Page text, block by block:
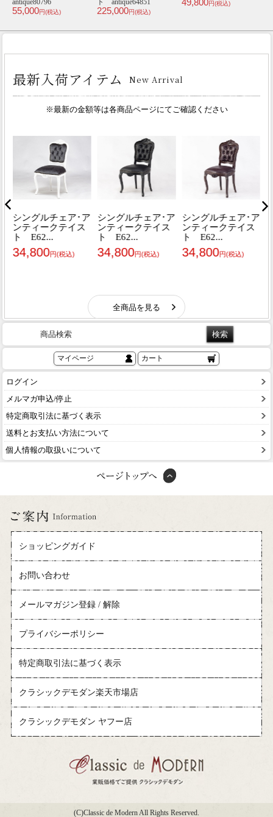
antique80796
55,000円(税込)
ト antique64851
225,000円(税込)
49,800円(税込)
商品検索
マイページ カート
ログイン
メルマガ申込/停止
特定商取引法に基づく表示
送料とお支払い方法について
個人情報の取扱いについて
ショッピングガイド
お問い合わせ
メールマガジン登録 / 解除
プライバシーポリシー
特定商取引法に基づく表示
クラシックデモダン楽天市場店
クラシックデモダン ヤフー店
(C)Classic de Modern All Rights Reserved.